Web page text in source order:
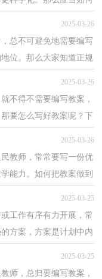
案范文...
2025-03-26
总不可避免地需要编写
位。那么大家知道正规
的窦娥冤...
2025-03-26
不得不需要编写教案，
要怎么写好教案呢？下
案，希望对...
2025-03-26
教师，常常要写一份优
能力。如何把教案做到
上册数...
2025-03-25
工作有序有力开展，常
方案，方案是计划中内
些问...
2025-03-25
师，总归要编写教案，